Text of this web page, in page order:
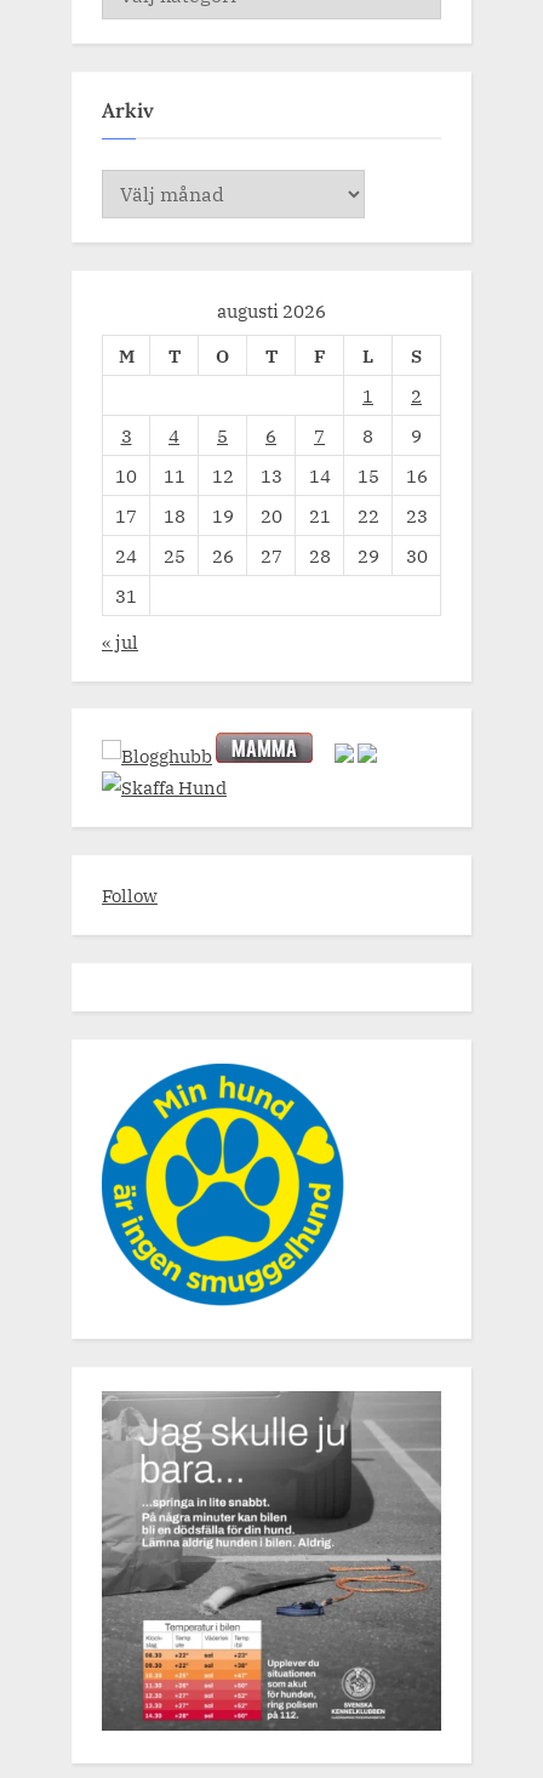
Arkiv
Arkiv
augusti 2026
M
T O T F L
S
1
2
3
4 5 6 7 8
9
10
11 12 13 14 15
16
17
18 19 20 21 22
23
24
25 26 27 28 29
30
31
« jul
Follow